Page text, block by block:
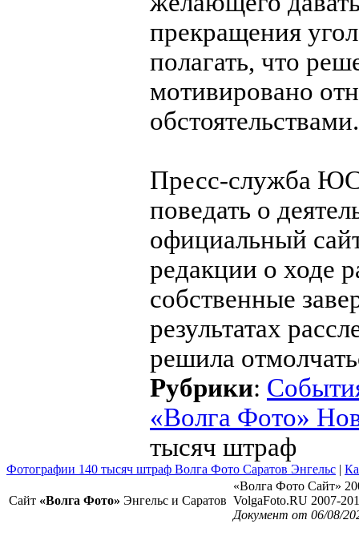
прекращения
полагать, что
мотивировано
обстоятельствами.
Пресс-служба
поведать о
официальный
редакции о ходе
собственные
результатах
решила
Рубрики:
«Волга Фото»
тысяч штраф
Фотографии 140 тысяч штраф Волга Фото Саратов Энгельс |
Сайт «Волга Фото» Энгельс и Саратов
«Волга Фото Сайт»
VolgaFoto.RU 2007-
Документ от 06/08/